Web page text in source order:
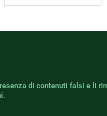
di contenuti falsi e li